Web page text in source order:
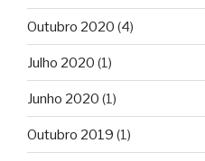
Outubro 2020 (4)
Julho 2020 (1)
Junho 2020 (1)
Outubro 2019 (1)